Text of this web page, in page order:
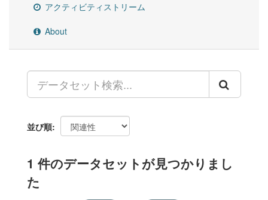
アクティビティストリーム
About
並び順
1 件のデータセットが見つかりまし
た